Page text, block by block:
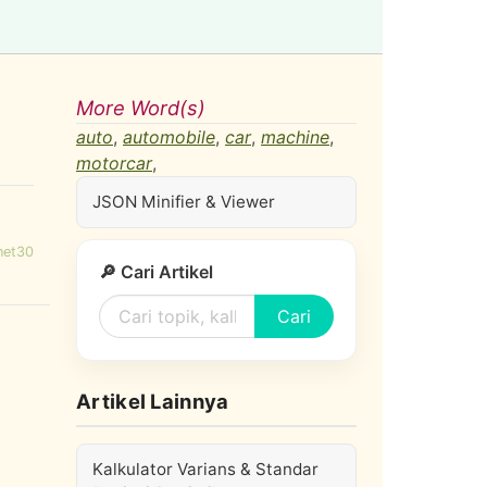
More Word(s)
auto, automobile, car, machine,
motorcar,
JSON Minifier & Viewer
🔎 Cari Artikel
Cari
Artikel Lainnya
Kalkulator Varians & Standar